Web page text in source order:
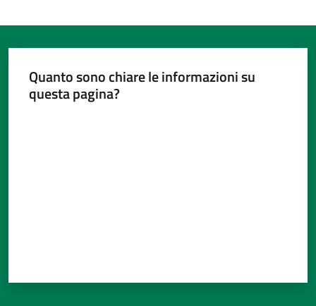
Quanto sono chiare le informazioni su
questa pagina?